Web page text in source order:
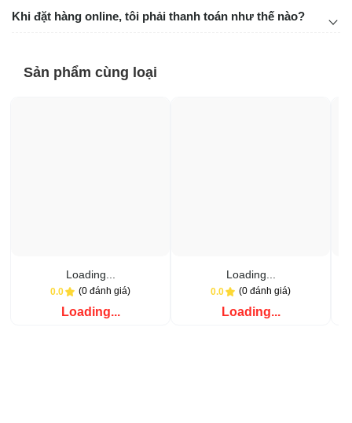
Khi đặt hàng online, tôi phải thanh toán như thế nào?
Sản phẩm cùng loại
Loading...
0.0 (0 đánh giá)
Loading...
Loading...
0.0 (0 đánh giá)
Loading...